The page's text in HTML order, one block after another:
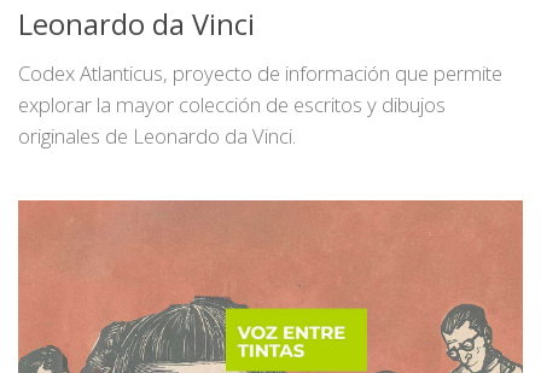
Leonardo da Vinci
Codex Atlanticus, proyecto de información que permite
explorar la mayor colección de escritos y dibujos
originales de Leonardo da Vinci.